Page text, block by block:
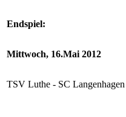
Endspiel:
Mittwoch, 16.Mai 2012
TSV Luthe - SC Langenhagen